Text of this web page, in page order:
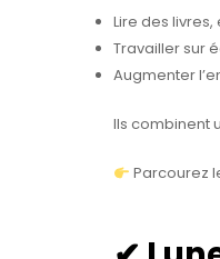
Lire des
Travailler sur
Augmenter
Ils combinent
Parcourez